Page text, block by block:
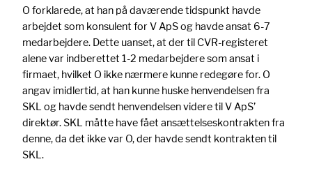
O forklarede, at han på daværende tidspunkt havde
arbejdet som konsulent for V ApS og havde ansat 6-7
medarbejdere. Dette uanset, at der til CVR-registeret
alene var indberettet 1-2 medarbejdere som ansat i
firmaet, hvilket O ikke nærmere kunne redegøre for. O
angav imidlertid, at han kunne huske henvendelsen fra
SKL og havde sendt henvendelsen videre til V ApS’
direktør. SKL måtte have fået ansættelseskontrakten fra
denne, da det ikke var O, der havde sendt kontrakten til
SKL.